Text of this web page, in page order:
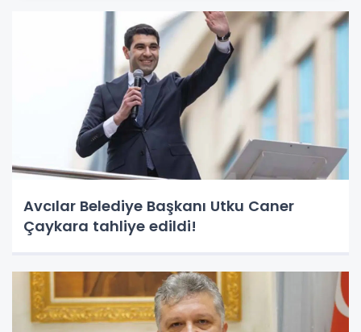
Avcılar Belediye Başkanı Utku Caner
Çaykara tahliye edildi!